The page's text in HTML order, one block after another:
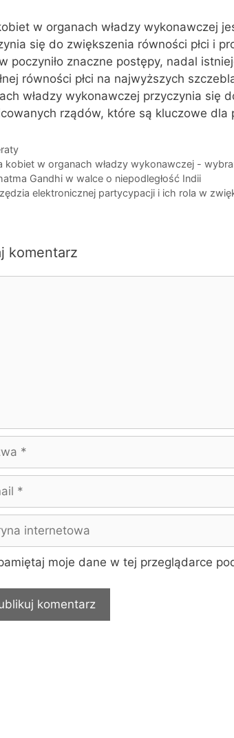
w organach władzy wykonawczej
się do zwiększenia równości płci i
poczyniło znaczne postępy, nadal
równości płci na najwyższych
władzy wykonawczej przyczynia się
rządów, które są kluczowe dla
kobiet w organach władzy wykonawczej -
Gandhi w walce o niepodległość Indii
elektronicznej partycypacji i ich rola w
komentarz
moje dane w tej przeglądarce